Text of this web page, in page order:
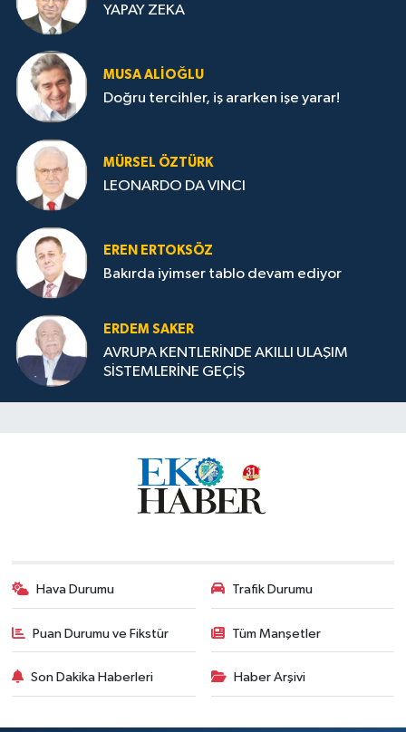
YAPAY ZEKA
MUSA ALIOĞLU
Doğru tercihler, iş ararken işe yarar!
MÜRSEL ÖZTÜRK
LEONARDO DA VINCI
EREN ERTOKSÖZ
Bakırda iyimser tablo devam ediyor
ERDEM SAKER
AVRUPA KENTLERİNDE AKILLI ULAŞIM
SİSTEMLERİNE GEÇİŞ
Hava Durumu Trafik Durumu
Puan Durumu ve Fikstür Tüm Manşetler
Son Dakika Haberleri Haber Arşivi